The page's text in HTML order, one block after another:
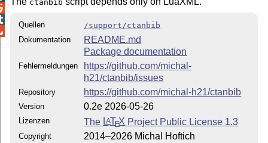
ctanbib
Quellen
/support/ctanbib
Dokumentation
README.md
Package documentation
Fehlermeldungen
https://github.com/michal-
h21/ctanbib/issues
Repository https://github.com/michal-h21/ctanbib
Version 0.2e 2026-05-26
Lizenzen The LATEX Project Public License 1.3
Copyright 2014–2026 Michal Hoftich